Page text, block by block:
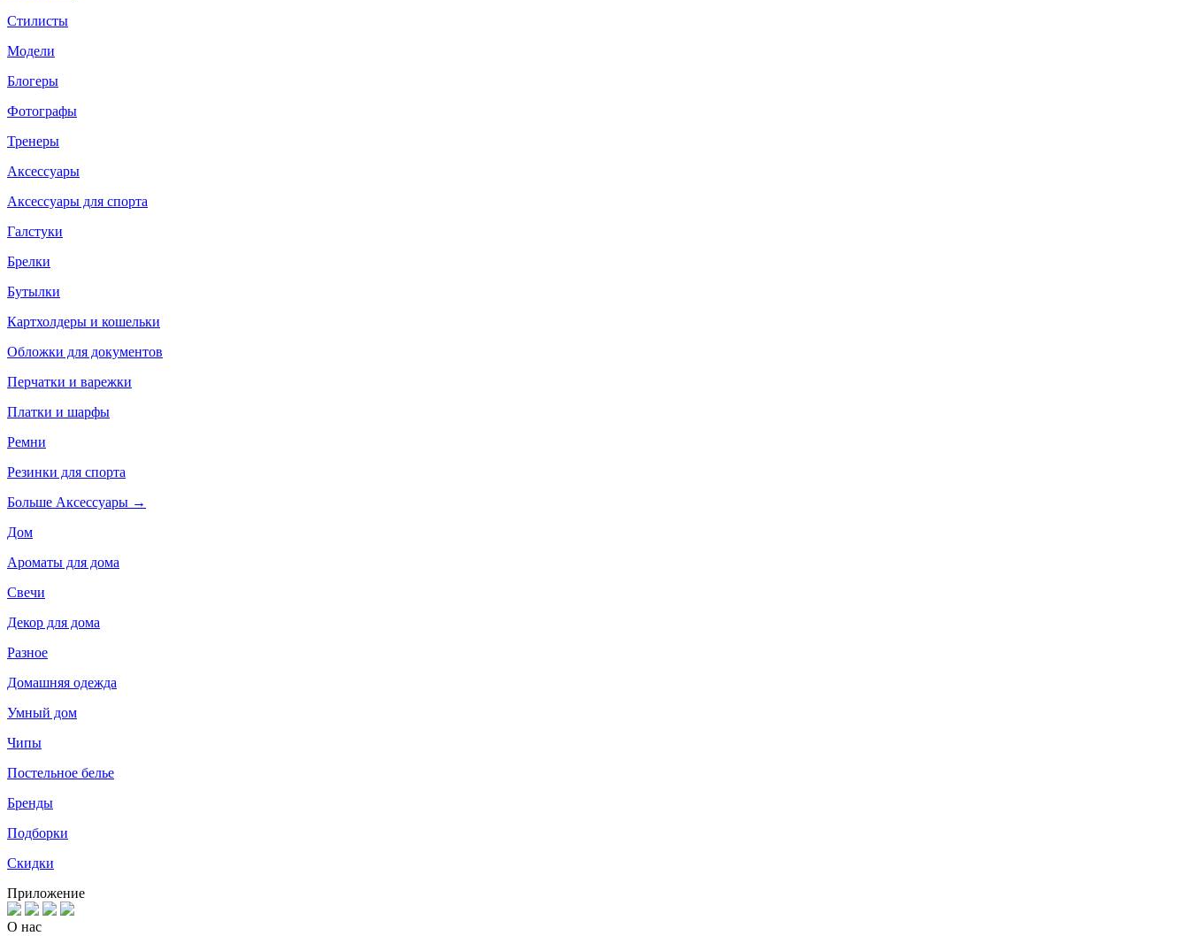
Стилисты
Модели
Блогеры
Фотографы
Тренеры
Аксессуары
Аксессуары для спорта
Галстуки
Брелки
Бутылки
Картхолдеры и кошельки
Обложки для документов
Перчатки и варежки
Платки и шарфы
Ремни
Резинки для спорта
Больше Аксессуары →
Дом
Ароматы для дома
Свечи
Декор для дома
Разное
Домашняя одежда
Умный дом
Чипы
Постельное белье
Бренды
Подборки
Скидки
Приложение
О нас